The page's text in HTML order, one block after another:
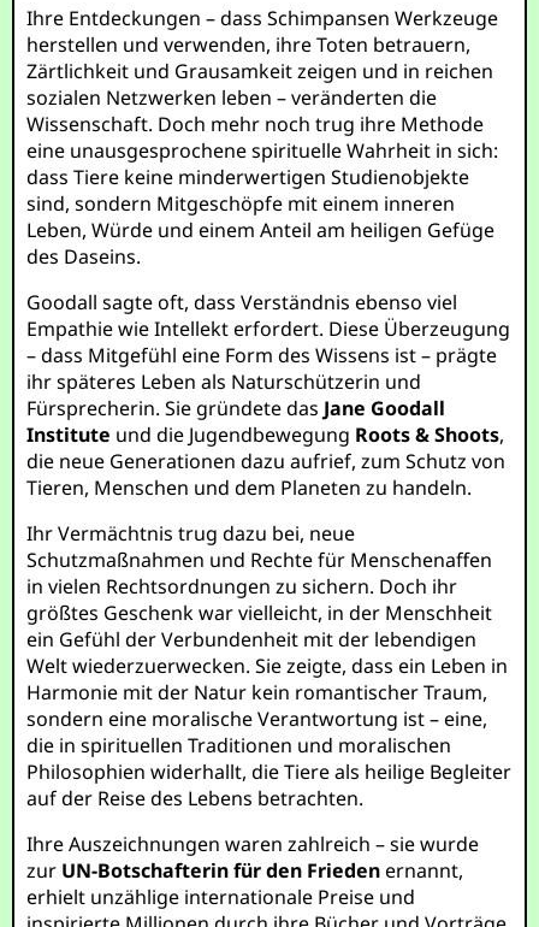
Ihre Entdeckungen – dass Schimpansen Werkzeuge
herstellen und verwenden, ihre Toten betrauern,
Zärtlichkeit und Grausamkeit zeigen und in reichen
sozialen Netzwerken leben – veränderten die
Wissenschaft. Doch mehr noch trug ihre Methode
eine unausgesprochene spirituelle Wahrheit in sich:
dass Tiere keine minderwertigen Studienobjekte
sind, sondern Mitgeschöpfe mit einem inneren
Leben, Würde und einem Anteil am heiligen Gefüge
des Daseins.
Goodall sagte oft, dass Verständnis ebenso viel
Empathie wie Intellekt erfordert. Diese Überzeugung
– dass Mitgefühl eine Form des Wissens ist – prägte
ihr späteres Leben als Naturschützerin und
Fürsprecherin. Sie gründete das Jane Goodall
Institute und die Jugendbewegung Roots & Shoots,
die neue Generationen dazu aufrief, zum Schutz von
Tieren, Menschen und dem Planeten zu handeln.
Ihr Vermächtnis trug dazu bei, neue
Schutzmaßnahmen und Rechte für Menschenaffen
in vielen Rechtsordnungen zu sichern. Doch ihr
größtes Geschenk war vielleicht, in der Menschheit
ein Gefühl der Verbundenheit mit der lebendigen
Welt wiederzuerwecken. Sie zeigte, dass ein Leben in
Harmonie mit der Natur kein romantischer Traum,
sondern eine moralische Verantwortung ist – eine,
die in spirituellen Traditionen und moralischen
Philosophien widerhallt, die Tiere als heilige Begleiter
auf der Reise des Lebens betrachten.
Ihre Auszeichnungen waren zahlreich – sie wurde
zur UN-Botschafterin für den Friedenernannt,
erhielt unzählige internationale Preise und